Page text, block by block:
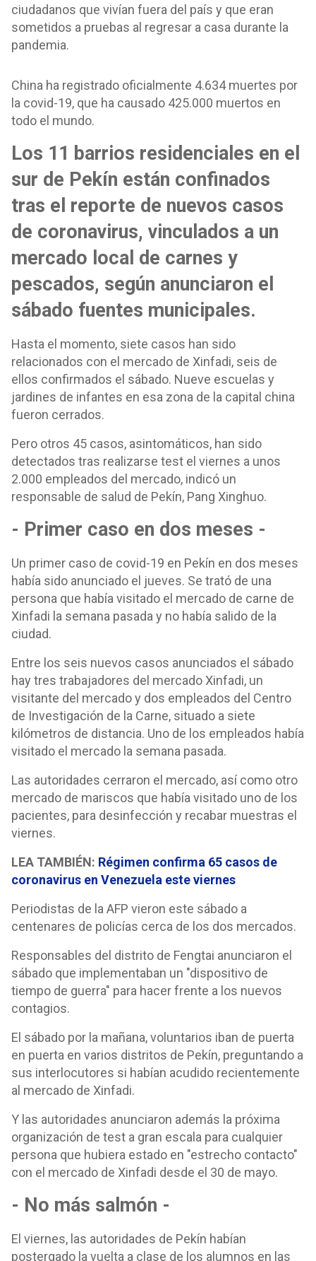
ciudadanos que vivían fuera del país y que eran
sometidos a pruebas al regresar a casa durante la
pandemia.
China ha registrado oficialmente 4.634 muertes por
la covid-19, que ha causado 425.000 muertos en
todo el mundo.
Los 11 barrios residenciales en el
sur de Pekín están confinados
tras el reporte de nuevos casos
de coronavirus, vinculados a un
mercado local de carnes y
pescados, según anunciaron el
sábado fuentes municipales.
Hasta el momento, siete casos han sido
relacionados con el mercado de Xinfadi, seis de
ellos confirmados el sábado. Nueve escuelas y
jardines de infantes en esa zona de la capital china
fueron cerrados.
Pero otros 45 casos, asintomáticos, han sido
detectados tras realizarse test el viernes a unos
2.000 empleados del mercado, indicó un
responsable de salud de Pekín, Pang Xinghuo.
- Primer caso en dos meses -
Un primer caso de covid-19 en Pekín en dos meses
había sido anunciado el jueves. Se trató de una
persona que había visitado el mercado de carne de
Xinfadi la semana pasada y no había salido de la
ciudad.
Entre los seis nuevos casos anunciados el sábado
hay tres trabajadores del mercado Xinfadi, un
visitante del mercado y dos empleados del Centro
de Investigación de la Carne, situado a siete
kilómetros de distancia. Uno de los empleados había
visitado el mercado la semana pasada.
Las autoridades cerraron el mercado, así como otro
mercado de mariscos que había visitado uno de los
pacientes, para desinfección y recabar muestras el
viernes.
LEA TAMBIÉN: Régimen confirma 65 casos de
coronavirus en Venezuela este viernes
Periodistas de la AFP vieron este sábado a
centenares de policías cerca de los dos mercados.
Responsables del distrito de Fengtai anunciaron el
sábado que implementaban un "dispositivo de
tiempo de guerra" para hacer frente a los nuevos
contagios.
El sábado por la mañana, voluntarios iban de puerta
en puerta en varios distritos de Pekín, preguntando a
sus interlocutores si habían acudido recientemente
al mercado de Xinfadi.
Y las autoridades anunciaron además la próxima
organización de test a gran escala para cualquier
persona que hubiera estado en "estrecho contacto"
con el mercado de Xinfadi desde el 30 de mayo.
- No más salmón -
El viernes, las autoridades de Pekín habían
postergado la vuelta a clase de los alumnos en las